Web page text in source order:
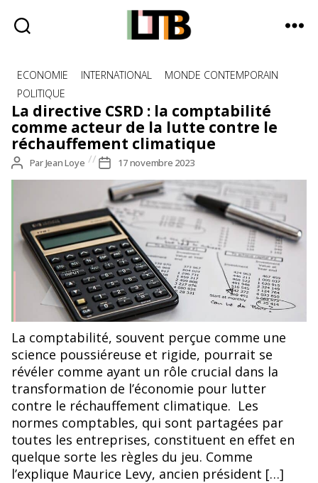
Tote
-
Média
d'information
quotidienne
Catégories
ECONOMIE INTERNATIONAL
MONDE CONTEMPORAIN
POLITIQUE
La directive CSRD : la comptabilité
comme acteur de la lutte contre le
réchauffement climatique
Auteur
de
ParJean Loye
Date
de
l’article
17 novembre 2023
La comptabilité, souvent perçue comme une
science poussiéreuse et rigide, pourrait se
révéler comme ayant un rôle crucial dans la
transformation de l’économie pour lutter
contre le réchauffement climatique. Les
normes comptables, qui sont partagées par
toutes les entreprises, constituent en effet en
quelque sorte les règles du jeu. Comme
l’explique Maurice Levy, ancien président […]